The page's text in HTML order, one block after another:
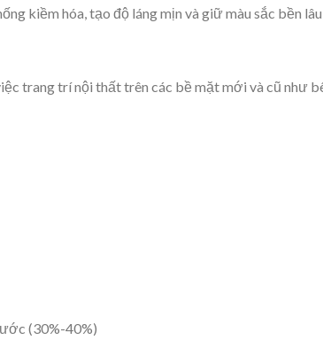
kiềm hóa, tạo độ láng mịn và giữ màu sắc bền
trang trí nội thất trên các bề mặt mới và cũ như
(30%-40%)